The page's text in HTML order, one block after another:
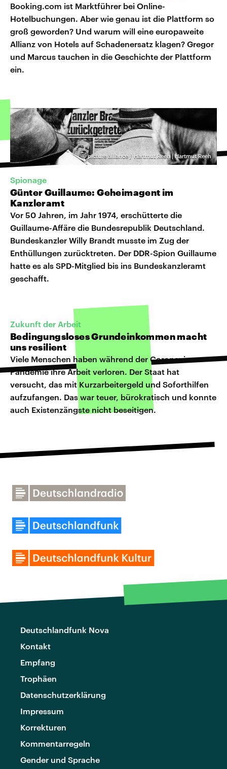
Booking.com ist Marktführer bei Online-
Hotelbuchungen. Aber wie genau ist die Plattform so
groß geworden? Und warum will eine europaweite
Allianz von Hotels auf Schadenersatz klagen? Gregor
und Marcus tauchen in die Geschichte der Plattform
ein.
©picture alliance / Hartmut Reeh | Hartmut Reeh
Spionage
Günter Guillaume: Geheimagent im
Kanzleramt
Vor 50 Jahren, im Jahr 1974, erschütterte die
Guillaume-Affäre die Bundesrepublik Deutschland.
Bundeskanzler Willy Brandt musste im Zug der
Enthüllungen zurücktreten. Der DDR-Spion Guillaume
hatte es als SPD-Mitglied bis ins Bundeskanzleramt
geschafft.
Zukunft der Arbeit
Bedingungsloses Grundeinkommen macht
uns resilient
Viele Menschen haben während der Coronavirus-
Pandemie ihre Arbeit verloren. Der Staat hat
versucht, das mit Kurzarbeitergeld und Soforthilfen
aufzufangen. Das war teuer, bürokratisch und konnte
auch Existenzängste nicht beseitigen.
Deutschlandfunk Nova
Kontakt
Empfang
Trophäen
Datenschutzerklärung
Impressum
Korrekturen
Kommentarregeln
Gender und Sprache